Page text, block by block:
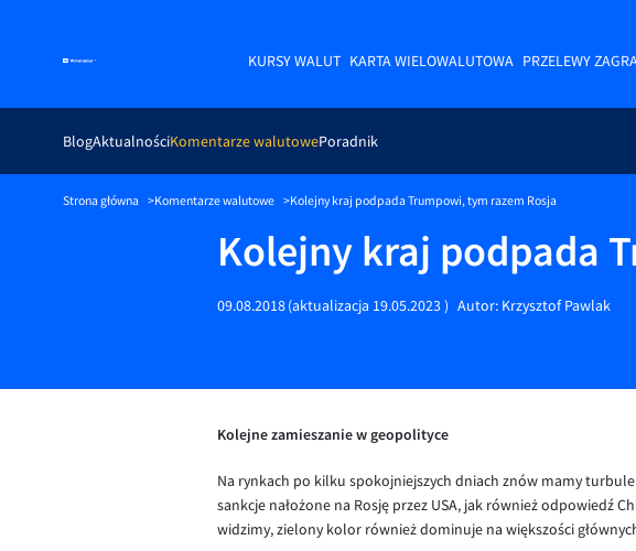
KURSY WALUT KARTA WIELOWALUTOWA PRZELEWY
BlogAktualnościKomentarze walutowePoradnik
Strona główna Komentarze walutowe Kolejny kraj podpada Trumpowi, tym razem Rosja
Kolejny kraj podpada
09.08.2018(aktualizacja 19.05.2023) Autor: Krzysztof Pawlak
Kolejne zamieszanie w geopolityce
Na rynkach po kilku spokojniejszych dniach znów mamy
sankcje nałożone na Rosję przez USA, jak również odpowiedź
widzimy, zielony kolor również dominuje na większości